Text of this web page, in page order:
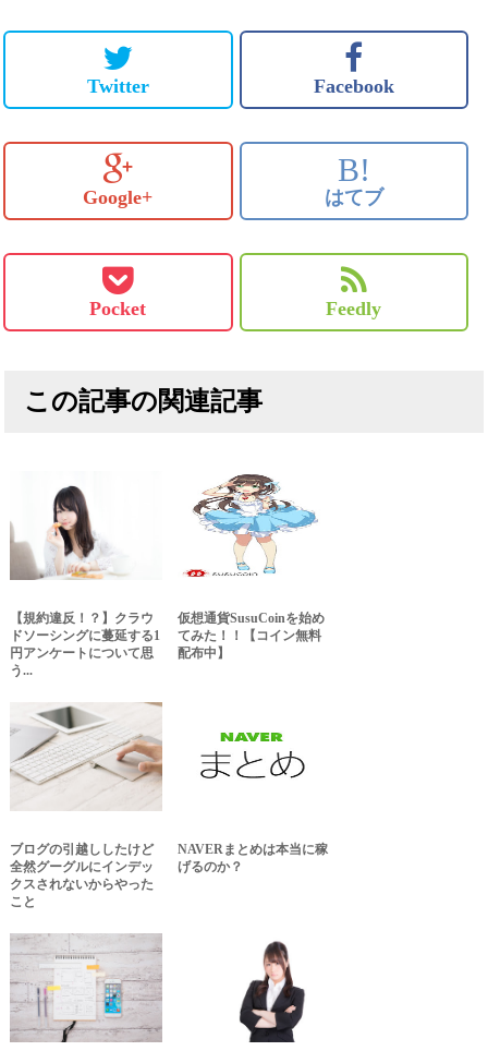
Twitter Facebook
Google+
B!
はてブ
Pocket Feedly
この記事の関連記事
【規約違反！？】クラウ
ドソーシングに蔓延する1
円アンケートについて思
う...
仮想通貨SusuCoinを始め
てみた！！【コイン無料
配布中】
ブログの引越ししたけど
全然グーグルにインデッ
クスされないからやった
こと
NAVERまとめは本当に稼
げるのか？